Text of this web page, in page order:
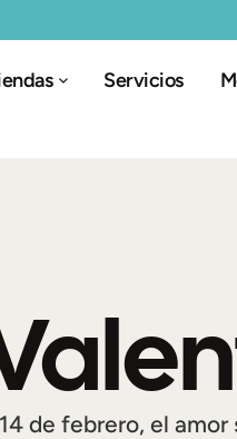
Servicios
de febrero, el